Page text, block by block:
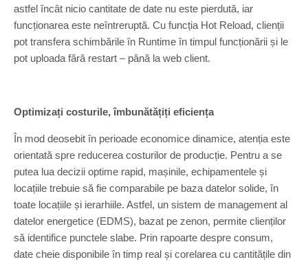
astfel încât nicio cantitate de date nu este pierdută, iar
funcționarea este neîntreruptă. Cu funcția Hot Reload, clienții
pot transfera schimbările în Runtime în timpul funcționării și le
pot uploada fără restart – până la web client.
Optimizați costurile, îmbunătățiți eficiența
În mod deosebit în perioade economice dinamice, atenția este
orientată spre reducerea costurilor de producție. Pentru a se
putea lua decizii optime rapid, mașinile, echipamentele și
locațiile trebuie să fie comparabile pe baza datelor solide, în
toate locațiile și ierarhiile. Astfel, un sistem de management al
datelor energetice (EDMS), bazat pe zenon, permite clienților
să identifice punctele slabe. Prin rapoarte despre consum,
date cheie disponibile în timp real și corelarea cu cantitățile din